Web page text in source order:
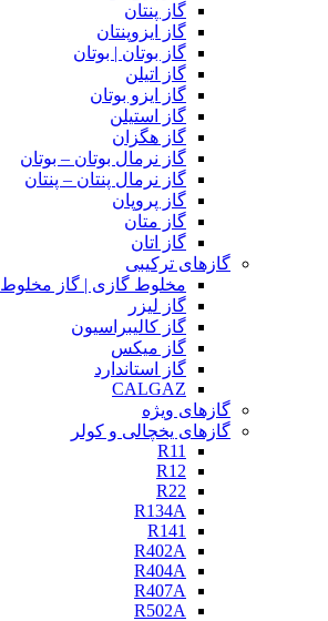
گاز پنتان
گاز ایزوپنتان
گاز بوتان | بوتان
گاز اتیلن
گاز ایزو بوتان
گاز استیلن
گاز هگزان
گاز نرمال بوتان – بوتان
گاز نرمال پنتان – پنتان
گاز پروپان
گاز متان
گاز اتان
گازهای ترکیبی
مخلوط گازی | گاز مخلوط
گاز لیزر
گاز کالیبراسیون
گاز میکس
گاز استاندارد
CALGAZ
گازهای ویژه
گازهای یخچالی و کولر
R11
R12
R22
R134A
R141
R402A
R404A
R407A
R502A